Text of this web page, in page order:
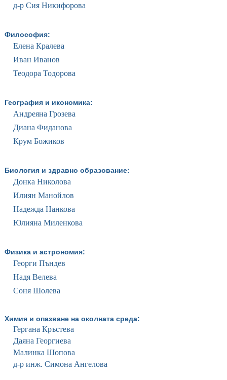
д-р Сия Никифорова
Философия:
Елена Кралева
Иван Иванов
Теодора Тодорова
География и икономика:
Андреяна Грозева
Диана Фиданова
Крум Божиков
Биология и здравно образование:
Донка Николова
Илиян Манойлов
Надежда Нанкова
Юлияна Миленкова
Физика и астрономия:
Георги Пъндев
Надя Велева
Соня Шолева
Химия и опазване на околната среда:
Гергана Кръстева
Даяна Георгиева
Малинка Шопова
д-р инж. Симона Ангелова